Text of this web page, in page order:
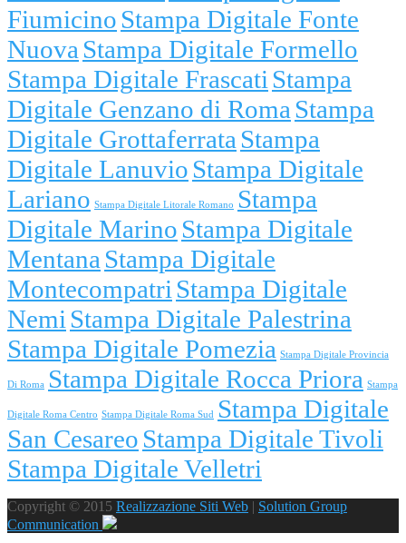
Fiumicino Stampa Digitale Fonte
Nuova Stampa Digitale Formello
Stampa Digitale Frascati Stampa
Digitale Genzano di Roma Stampa
Digitale Grottaferrata Stampa
Digitale Lanuvio Stampa Digitale
Lariano Stampa Digitale Litorale Romano
Stampa
Digitale Marino Stampa Digitale
Mentana Stampa Digitale
Montecompatri Stampa Digitale
Nemi Stampa Digitale Palestrina
Stampa Digitale Pomezia Stampa Digitale Provincia
Di Roma Stampa Digitale Rocca Priora Stampa
Digitale Roma Centro Stampa Digitale Roma Sud
Stampa Digitale
San Cesareo Stampa Digitale Tivoli
Stampa Digitale Velletri
Copyright © 2015 Realizzazione Siti Web | Solution Group
Communication